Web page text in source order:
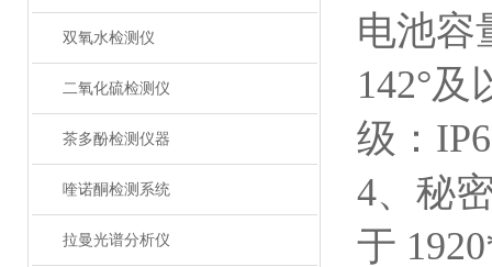
双氧水检测仪
二氧化硫检测仪
茶多酚检测仪器
喹诺酮检测系统
拉曼光谱分析仪
电池容
142°
级：
4、秘
于